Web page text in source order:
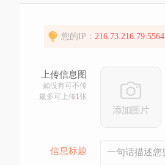
您的IP： 216.73.216.79:5564
上传信息图
如没有可不传
最多可上传1张
信息标题